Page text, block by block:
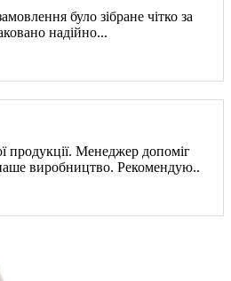
було зібране чітко за
надійно...
продукції. Менеджер допоміг
виробництво. Рекомендую..